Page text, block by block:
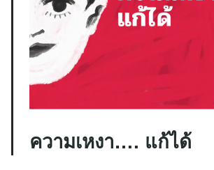
Search
for:
ความเหงา…. แก้ได้